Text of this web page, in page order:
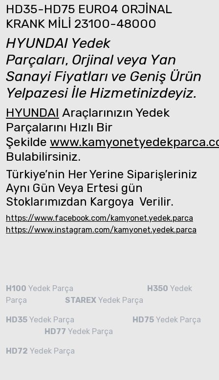
HD35-HD75 EURO4 ORJİNAL
KRANK MİLİ 23100-48000
HYUNDAI Yedek
Parçaları, Orjinal veya Yan
Sanayi Fiyatları ve Geniş Ürün
Yelpazesi İle Hizmetinizdeyiz.
HYUNDAI Araçlarınızın Yedek
Parçalarını Hızlı Bir
Şekilde
Bulabilirsiniz.
Türkiye’nin Her Yerine Siparişleriniz
Aynı Gün Veya Ertesi gün
Stoklarımızdan Kargoya Verilir.
https://www.facebook.com/kamyonet.yedek.parca
https://www.instagram.com/kamyonet.yedek.parca
H100 Yedek Parça H350 Yedek
Parça STAREX Yedek Parça
HD35 Yedek Parça HD75 Yedek Parça
HD77 Yedek Parça
HD72 Yedek Parça